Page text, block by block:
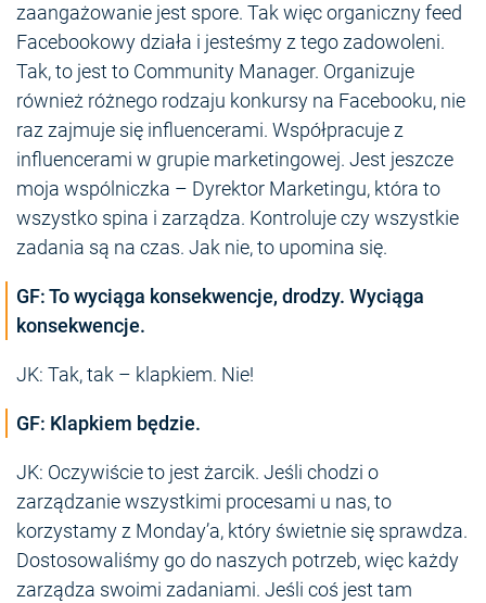
zaangażowanie jest spore. Tak więc organiczny feed
Facebookowy działa i jesteśmy z tego zadowoleni.
Tak, to jest to Community Manager. Organizuje
również różnego rodzaju konkursy na Facebooku, nie
raz zajmuje się influencerami. Współpracuje z
influencerami w grupie marketingowej. Jest jeszcze
moja wspólniczka – Dyrektor Marketingu, która to
wszystko spina i zarządza. Kontroluje czy wszystkie
zadania są na czas. Jak nie, to upomina się.
GF: To wyciąga konsekwencje, drodzy. Wyciąga
konsekwencje.
JK: Tak, tak – klapkiem. Nie!
GF: Klapkiem będzie.
JK: Oczywiście to jest żarcik. Jeśli chodzi o
zarządzanie wszystkimi procesami u nas, to
korzystamy z Monday’a, który świetnie się sprawdza.
Dostosowaliśmy go do naszych potrzeb, więc każdy
zarządza swoimi zadaniami. Jeśli coś jest tam